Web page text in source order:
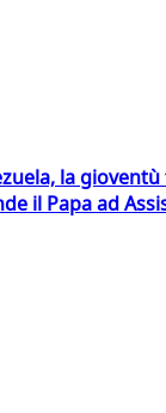
la
il Papa ad